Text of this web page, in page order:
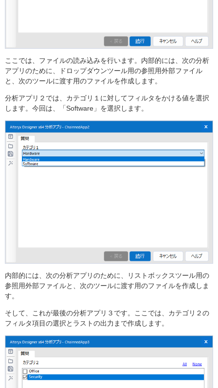
ここでは、ファイルの読み込みを行います。内部的には、次の分析
アプリのために、ドロップダウンツール用の参照用外部ファイル
と、次のツールに渡す用のファイルを作成します。
分析アプリ２では、カテゴリ１に対してフィルタをかける値を選択
します。今回は、「Software」を選択します。
内部的には、次の分析アプリのために、リストボックスツール用の
参照用外部ファイルと、次のツールに渡す用のファイルを作成しま
す。
そして、これが最後の分析アプリ３です。ここでは、カテゴリ２の
フィルタ項目の選択とラストの出力まで作成します。